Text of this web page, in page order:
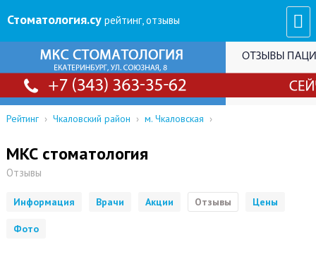
Стоматология.су рейтинг, отзывы
Рейтинг › Чкаловский район › м. Чкаловская ›
МКС стоматология
Отзывы
Информация Врачи Акции Отзывы Цены
Фото